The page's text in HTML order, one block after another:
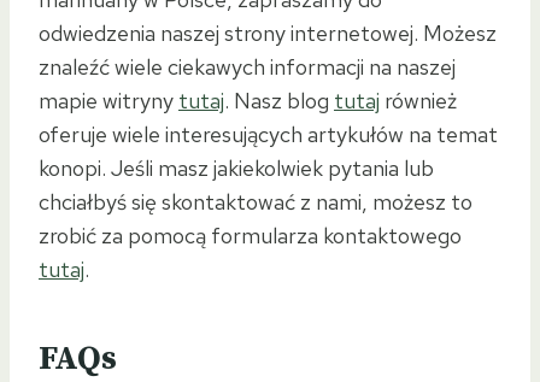
odwiedzenia naszej strony internetowej. Możesz
znaleźć wiele ciekawych informacji na naszej
mapie witryny tutaj. Nasz blog tutaj również
oferuje wiele interesujących artykułów na temat
konopi. Jeśli masz jakiekolwiek pytania lub
chciałbyś się skontaktować z nami, możesz to
zrobić za pomocą formularza kontaktowego
tutaj.
FAQs